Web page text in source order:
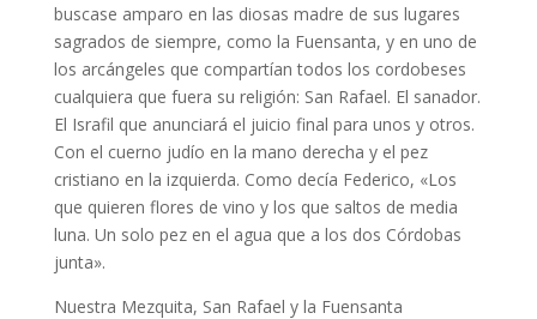
buscase amparo en las diosas madre de sus lugares
sagrados de siempre, como la Fuensanta, y en uno de
los arcángeles que compartían todos los cordobeses
cualquiera que fuera su religión: San Rafael. El sanador.
El Israfil que anunciará el juicio final para unos y otros.
Con el cuerno judío en la mano derecha y el pez
cristiano en la izquierda. Como decía Federico, «Los
que quieren flores de vino y los que saltos de media
luna. Un solo pez en el agua que a los dos Córdobas
junta».
Nuestra Mezquita, San Rafael y la Fuensanta